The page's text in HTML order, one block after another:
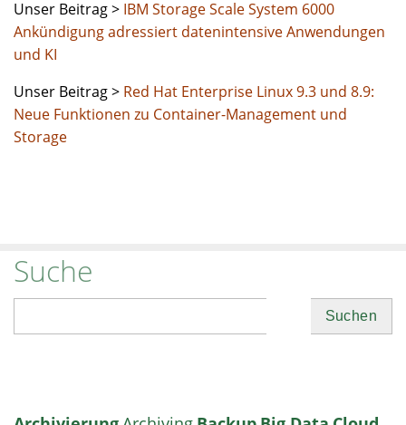
Unser Beitrag > IBM Storage Scale System 6000
Ankündigung adressiert datenintensive Anwendungen
und KI
Unser Beitrag > Red Hat Enterprise Linux 9.3 und 8.9:
Neue Funktionen zu Container-Management und
Storage
Suche